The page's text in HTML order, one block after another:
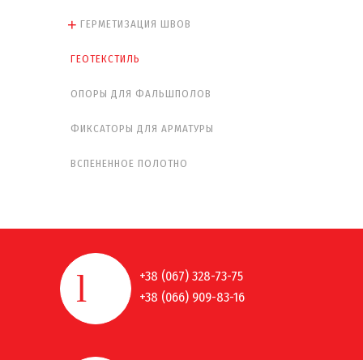
ГЕРМЕТИЗАЦИЯ ШВОВ
ГЕОТЕКСТИЛЬ
ОПОРЫ ДЛЯ ФАЛЬШПОЛОВ
ФИКСАТОРЫ ДЛЯ АРМАТУРЫ
ВСПЕНЕННОЕ ПОЛОТНО
+38 (067) 328-73-75
+38 (066) 909-83-16